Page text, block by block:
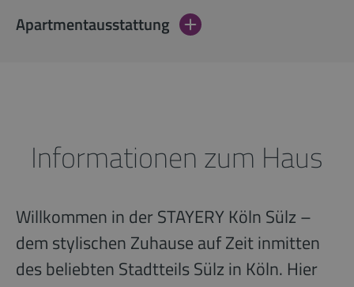
Apartmentausstattung
Informationen zum Haus
Willkommen in der STAYERY Köln Sülz –
dem stylischen Zuhause auf Zeit inmitten
des beliebten Stadtteils Sülz in Köln. Hier